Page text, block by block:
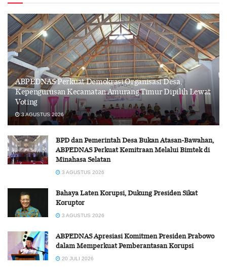
ABPEDNAS Perkuat Demokrasi Organisasi Desa,
Kepengurusan Kecamatan Amurang Timur Dipilih Lewat
Voting
3 AGUSTUS 2026
BPD dan Pemerintah Desa Bukan Atasan-Bawahan,
ABPEDNAS Perkuat Kemitraan Melalui Bimtek di
Minahasa Selatan
3 AGUSTUS 2026
Bahaya Laten Korupsi, Dukung Presiden Sikat
Koruptor
3 AGUSTUS 2026
ABPEDNAS Apresiasi Komitmen Presiden Prabowo
dalam Memperkuat Pemberantasan Korupsi
20 JULI 2026